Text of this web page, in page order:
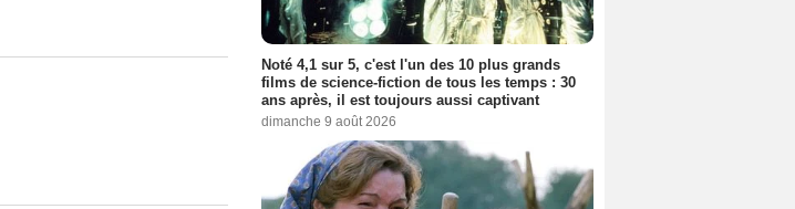
Noté 4,1 sur 5, c'est l'un des 10 plus grands
films de science-fiction de tous les temps : 30
ans après, il est toujours aussi captivant
dimanche 9 août 2026